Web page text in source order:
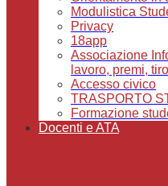
Modulistica
Privacy
18app
Associazione
lavoro, premi,
Accesso civico
TRASPORTO
Formazione
Docenti e ATA